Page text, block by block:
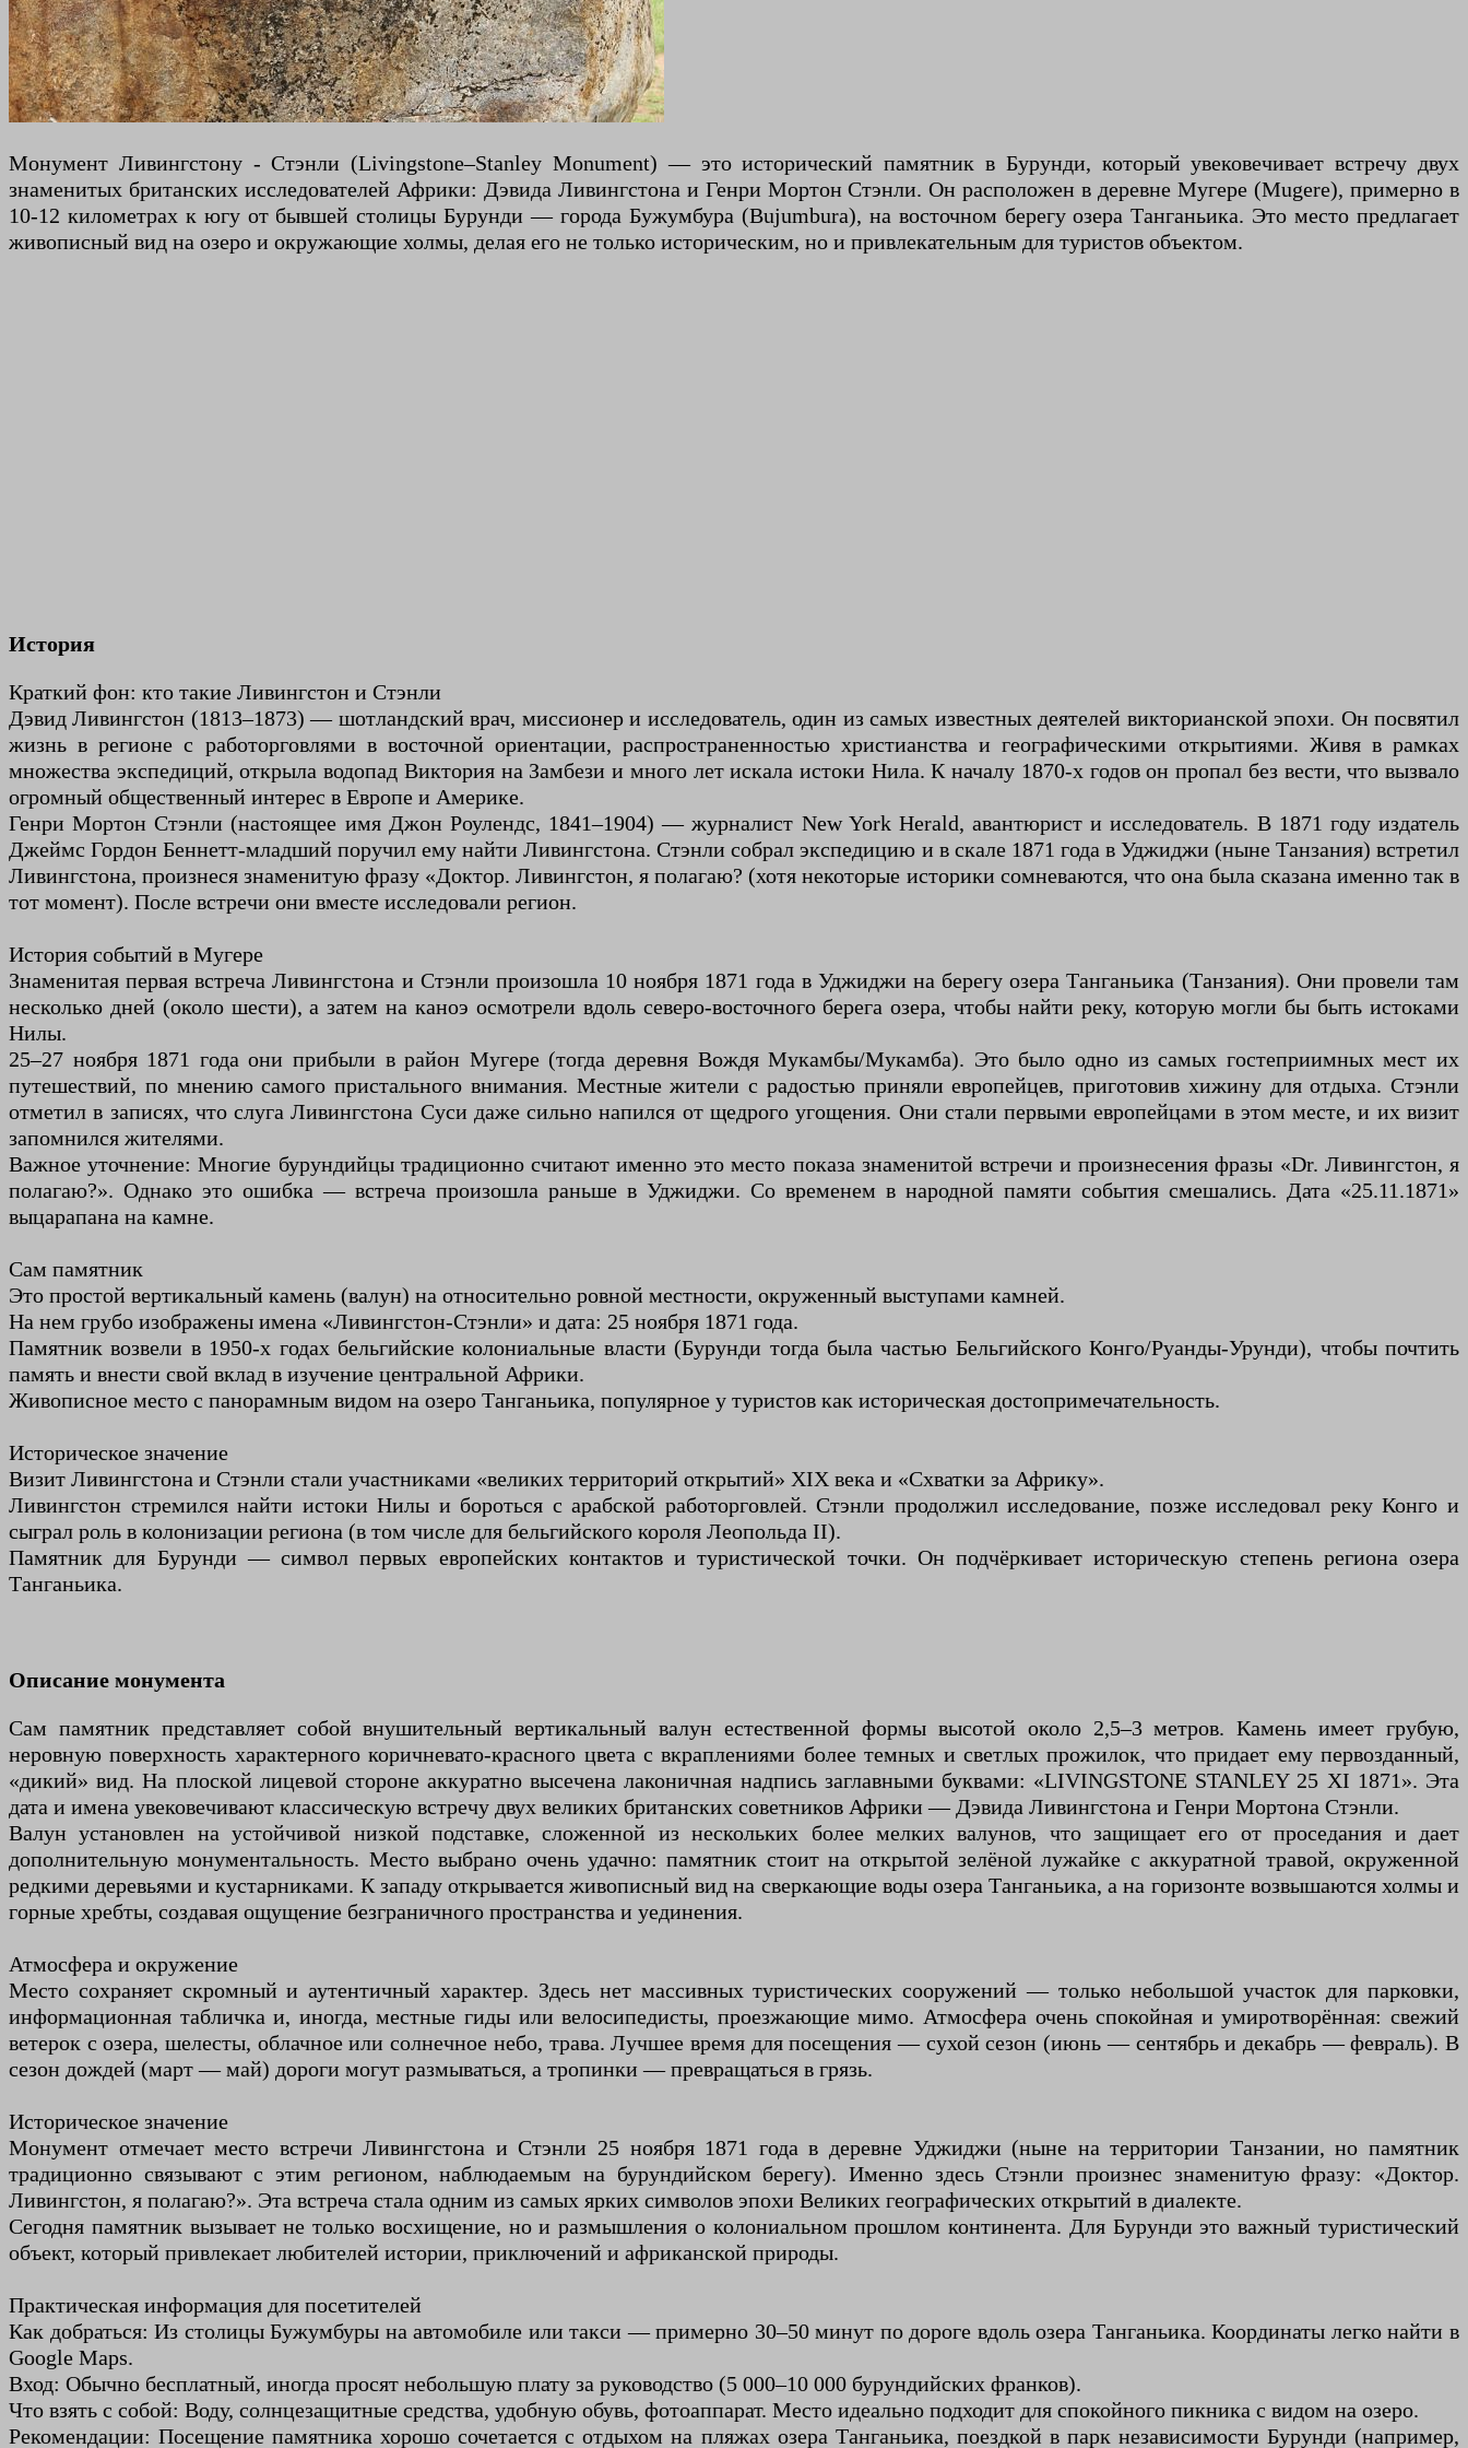
Монумент Ливингстону - Стэнли (Livingstone–Stanley Monument) — это исторический памятник в Бурунди, который увековечивает встречу двух
знаменитых британских исследователей Африки: Дэвида Ливингстона и Генри Мортон Стэнли. Он расположен в деревне Мугере (Mugere), примерно в
10-12 километрах к югу от бывшей столицы Бурунди — города Бужумбура (Bujumbura), на восточном берегу озера Танганьика. Это место предлагает
живописный вид на озеро и окружающие холмы, делая его не только историческим, но и привлекательным для туристов объектом.
История
Краткий фон: кто такие Ливингстон и Стэнли
Дэвид Ливингстон (1813–1873) — шотландский врач, миссионер и исследователь, один из самых известных деятелей викторианской эпохи. Он посвятил
жизнь в регионе с работорговлями в восточной ориентации, распространенностью христианства и географическими открытиями. Живя в рамках
множества экспедиций, открыла водопад Виктория на Замбези и много лет искала истоки Нила. К началу 1870-х годов он пропал без вести, что вызвало
огромный общественный интерес в Европе и Америке.
Генри Мортон Стэнли (настоящее имя Джон Роулендс, 1841–1904) — журналист New York Herald, авантюрист и исследователь. В 1871 году издатель
Джеймс Гордон Беннетт-младший поручил ему найти Ливингстона. Стэнли собрал экспедицию и в скале 1871 года в Уджиджи (ныне Танзания) встретил
Ливингстона, произнеся знаменитую фразу «Доктор. Ливингстон, я полагаю? (хотя некоторые историки сомневаются, что она была сказана именно так в
тот момент). После встречи они вместе исследовали регион.
История событий в Мугере
Знаменитая первая встреча Ливингстона и Стэнли произошла 10 ноября 1871 года в Уджиджи на берегу озера Танганьика (Танзания). Они провели там
несколько дней (около шести), а затем на каноэ осмотрели вдоль северо-восточного берега озера, чтобы найти реку, которую могли бы быть истоками
Нилы.
25–27 ноября 1871 года они прибыли в район Мугере (тогда деревня Вождя Мукамбы/Мукамба). Это было одно из самых гостеприимных мест их
путешествий, по мнению самого пристального внимания. Местные жители с радостью приняли европейцев, приготовив хижину для отдыха. Стэнли
отметил в записях, что слуга Ливингстона Суси даже сильно напился от щедрого угощения. Они стали первыми европейцами в этом месте, и их визит
запомнился жителями.
Важное уточнение: Многие бурундийцы традиционно считают именно это место показа знаменитой встречи и произнесения фразы «Dr. Ливингстон, я
полагаю?». Однако это ошибка — встреча произошла раньше в Уджиджи. Со временем в народной памяти события смешались. Дата «25.11.1871»
выцарапана на камне.
Сам памятник
Это простой вертикальный камень (валун) на относительно ровной местности, окруженный выступами камней.
На нем грубо изображены имена «Ливингстон-Стэнли» и дата: 25 ноября 1871 года.
Памятник возвели в 1950-х годах бельгийские колониальные власти (Бурунди тогда была частью Бельгийского Конго/Руанды-Урунди), чтобы почтить
память и внести свой вклад в изучение центральной Африки.
Живописное место с панорамным видом на озеро Танганьика, популярное у туристов как историческая достопримечательность.
Историческое значение
Визит Ливингстона и Стэнли стали участниками «великих территорий открытий» XIX века и «Схватки за Африку».
Ливингстон стремился найти истоки Нилы и бороться с арабской работорговлей. Стэнли продолжил исследование, позже исследовал реку Конго и
сыграл роль в колонизации региона (в том числе для бельгийского короля Леопольда II).
Памятник для Бурунди — символ первых европейских контактов и туристической точки. Он подчёркивает историческую степень региона озера
Танганьика.
Описание монумента
Сам памятник представляет собой внушительный вертикальный валун естественной формы высотой около 2,5–3 метров. Камень имеет грубую,
неровную поверхность характерного коричневато-красного цвета с вкраплениями более темных и светлых прожилок, что придает ему первозданный,
«дикий» вид. На плоской лицевой стороне аккуратно высечена лаконичная надпись заглавными буквами: «LIVINGSTONE STANLEY 25 XI 1871». Эта
дата и имена увековечивают классическую встречу двух великих британских советников Африки — Дэвида Ливингстона и Генри Мортона Стэнли.
Валун установлен на устойчивой низкой подставке, сложенной из нескольких более мелких валунов, что защищает его от проседания и дает
дополнительную монументальность. Место выбрано очень удачно: памятник стоит на открытой зелёной лужайке с аккуратной травой, окруженной
редкими деревьями и кустарниками. К западу открывается живописный вид на сверкающие воды озера Танганьика, а на горизонте возвышаются холмы и
горные хребты, создавая ощущение безграничного пространства и уединения.
Атмосфера и окружение
Место сохраняет скромный и аутентичный характер. Здесь нет массивных туристических сооружений — только небольшой участок для парковки,
информационная табличка и, иногда, местные гиды или велосипедисты, проезжающие мимо. Атмосфера очень спокойная и умиротворённая: свежий
ветерок с озера, шелесты, облачное или солнечное небо, трава. Лучшее время для посещения — сухой сезон (июнь — сентябрь и декабрь — февраль). В
сезон дождей (март — май) дороги могут размываться, а тропинки — превращаться в грязь.
Историческое значение
Монумент отмечает место встречи Ливингстона и Стэнли 25 ноября 1871 года в деревне Уджиджи (ныне на территории Танзании, но памятник
традиционно связывают с этим регионом, наблюдаемым на бурундийском берегу). Именно здесь Стэнли произнес знаменитую фразу: «Доктор.
Ливингстон, я полагаю?». Эта встреча стала одним из самых ярких символов эпохи Великих географических открытий в диалекте.
Сегодня памятник вызывает не только восхищение, но и размышления о колониальном прошлом континента. Для Бурунди это важный туристический
объект, который привлекает любителей истории, приключений и африканской природы.
Практическая информация для посетителей
Как добраться: Из столицы Бужумбуры на автомобиле или такси — примерно 30–50 минут по дороге вдоль озера Танганьика. Координаты легко найти в
Google Maps.
Вход: Обычно бесплатный, иногда просят небольшую плату за руководство (5 000–10 000 бурундийских франков).
Что взять с собой: Воду, солнцезащитные средства, удобную обувь, фотоаппарат. Место идеально подходит для спокойного пикника с видом на озеро.
Рекомендации: Посещение памятника хорошо сочетается с отдыхом на пляжах озера Танганьика, поездкой в ​​парк независимости Бурунди (например,